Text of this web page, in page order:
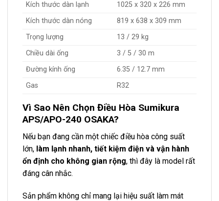
Kích thước dàn lạnh
1025 x 320 x 226 mm
Kích thước dàn nóng
819 x 638 x 309 mm
Trọng lượng
13 / 29 kg
Chiều dài ống
3 / 5 / 30 m
Đường kính ống
6.35 / 12.7 mm
Gas
R32
Vì Sao Nên Chọn Điều Hòa Sumikura
APS/APO-240 OSAKA?
Nếu bạn đang cần một chiếc điều hòa công suất
lớn, làm lạnh nhanh, tiết kiệm điện và vận hành
ổn định cho không gian rộng, thì đây là model rất
đáng cân nhắc.
Sản phẩm không chỉ mang lại hiệu suất làm mát